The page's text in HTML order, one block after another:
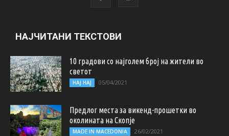
НАЈЧИТАНИ ТЕКСТОВИ
10 градови со најголем број на жители во
светот
НАЈ НАЈ 05/04/2021
Предлог места за викенд-прошетки во
околината на Скопје
MADE IN MACEDONIA 26/02/2021